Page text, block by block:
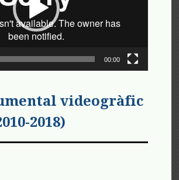
00:00
videogràfic
2018)